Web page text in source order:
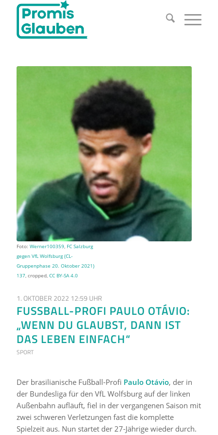
Foto: Werner100359, FC Salzburg
gegen VfL Wolfsburg (CL-
Gruppenphase 20. Oktober 2021)
137, cropped, CC BY-SA 4.0
1. OKTOBER 2022 12:59 UHR
FUSSBALL-PROFI PAULO OTÁVIO: „
WENN DU GLAUBST, DANN IST D
AS LEBEN EINFACH“
SPORT
Der brasilianische Fußball-Profi Paulo Otávio, der in
der Bundesliga für den VfL Wolfsburg auf der linken
Außenbahn aufläuft, fiel in der vergangenen Saison mit
zwei schweren Verletzungen fast die komplette
Spielzeit aus. Nun startet der 27-Jährige wieder durch.